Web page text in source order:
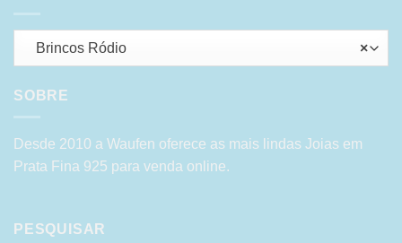
×
Brincos Ródio
SOBRE
Desde 2010 a Waufen oferece as mais lindas Joias em
Prata Fina 925 para venda online.
PESQUISAR